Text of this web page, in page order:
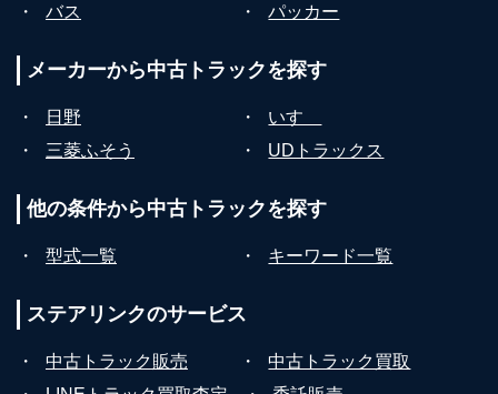
・
バス ・ パッカー
メーカーから中古トラックを探す
・ 日野 ・
いすゞ
・
三菱ふそう ・ UDトラックス
他の条件から中古トラックを探す
・ 型式一覧 ・ キーワード一覧
ステアリンクのサービス
・ 中古トラック販売 ・
中古トラック買取